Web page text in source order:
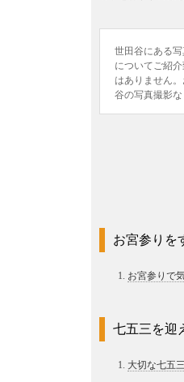
世田谷にある
についてご紹
はありません
谷の写真撮影
お宮参りを
お宮参りで
七五三を迎
大切な七五